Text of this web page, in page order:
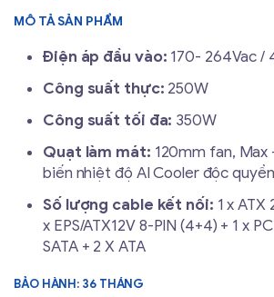
MÔ TẢ SẢN PHẨM
Điện áp đầu vào: 170- 264Vac /
Công suất thực: 250W
Công suất tối đa: 350W
Quạt làm mát: 120mm fan, Max
biến nhiệt độ AI Cooler độc
Số lượng cable kết nối: 1 x ATX
x EPS/ATX12V 8-PIN (4+4) + 1 x
SATA + 2 X ATA
BẢO HÀNH: 36 THÁNG